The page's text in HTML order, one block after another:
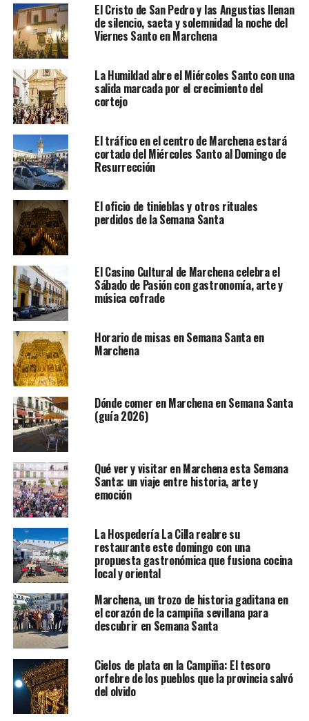
El Cristo de San Pedro y las Angustias llenan
de silencio, saeta y solemnidad la noche del
Viernes Santo en Marchena
La Humildad abre el Miércoles Santo con una
salida marcada por el crecimiento del
cortejo
El tráfico en el centro de Marchena estará
cortado del Miércoles Santo al Domingo de
Resurrección
El oficio de tinieblas y otros rituales
perdidos de la Semana Santa
El Casino Cultural de Marchena celebra el
Sábado de Pasión con gastronomía, arte y
música cofrade
Horario de misas en Semana Santa en
Marchena
Dónde comer en Marchena en Semana Santa
(guía 2026)
Qué ver y visitar en Marchena esta Semana
Santa: un viaje entre historia, arte y
emoción
La Hospedería La Cilla reabre su
restaurante este domingo con una
propuesta gastronómica que fusiona cocina
local y oriental
Marchena, un trozo de historia gaditana en
el corazón de la campiña sevillana para
descubrir en Semana Santa
Cielos de plata en la Campiña: El tesoro
orfebre de los pueblos que la provincia salvó
del olvido